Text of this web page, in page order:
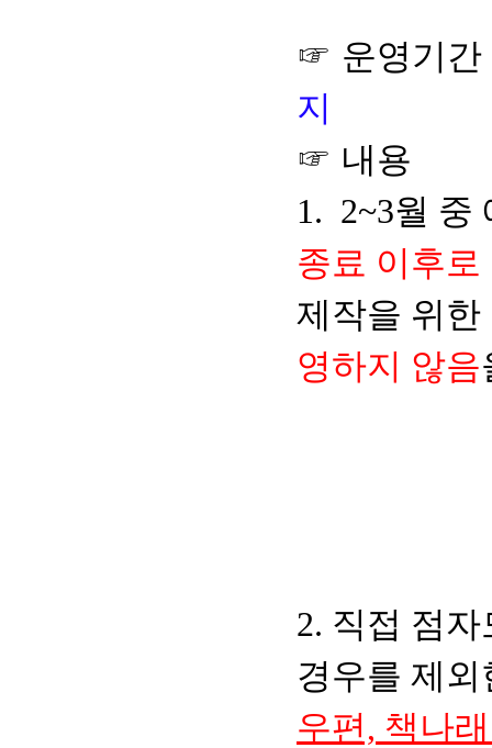
☞ 운영기간
지
☞ 내용
1. 2~3월 중
종료 이후
제작을 위한
영하지 않음
2. 직접 점
경우를 제외
우편, 책나